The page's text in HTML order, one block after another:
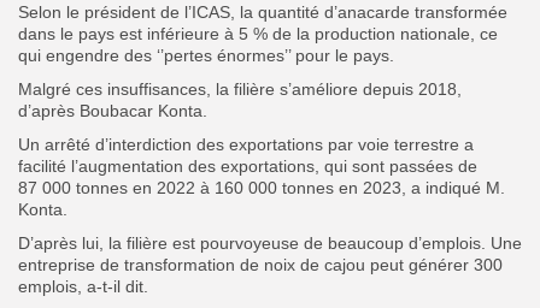
Selon le président de l’ICAS, la quantité d’anacarde transformée
dans le pays est inférieure à 5 % de la production nationale, ce
qui engendre des ‘’pertes énormes’’ pour le pays.
Malgré ces insuffisances, la filière s’améliore depuis 2018,
d’après Boubacar Konta.
Un arrêté d’interdiction des exportations par voie terrestre a
facilité l’augmentation des exportations, qui sont passées de
87 000 tonnes en 2022 à 160 000 tonnes en 2023, a indiqué M.
Konta.
D’après lui, la filière est pourvoyeuse de beaucoup d’emplois. Une
entreprise de transformation de noix de cajou peut générer 300
emplois, a-t-il dit.